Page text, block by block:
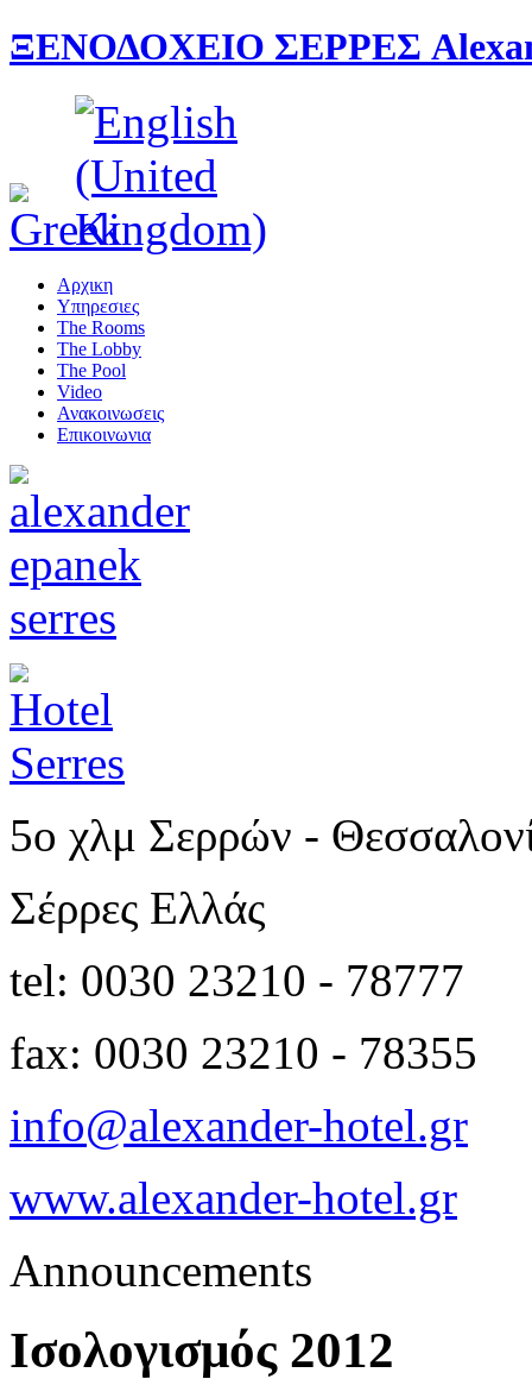
ΞΕΝΟΔΟΧΕΙΟ ΣΕΡΡΕΣ
Αρχικη
Υπηρεσιες
The Rooms
The Lobby
The Pool
Video
Ανακοινωσεις
Επικοινωνια
5o χλμ Σερρών -
Σέρρες Ελλάς
tel: 0030 23210 - 78777
fax: 0030 23210 - 78355
info@alexander-hotel.gr
www.alexander-hotel.gr
Announcements
Ισολογισμός 2012